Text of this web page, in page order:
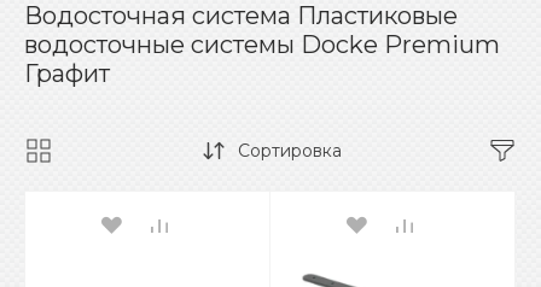
Водосточная система Пластиковые
водосточные системы Docke Premium
Графит
Сортировка